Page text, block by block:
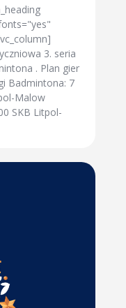
3. seria
. Plan gier
Badmintona: 7
Malow
SKB Litpol-